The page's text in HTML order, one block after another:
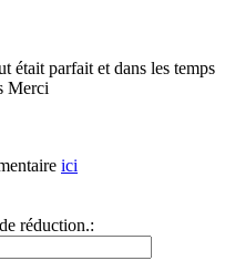
était parfait et dans les temps
Merci
ici
réduction.: